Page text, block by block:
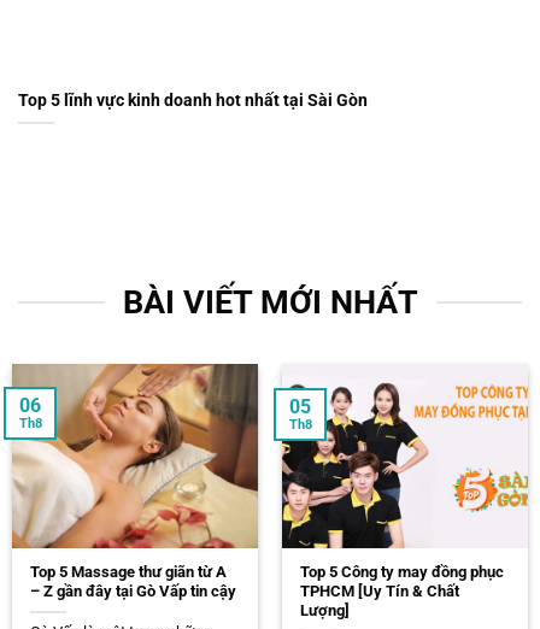
Top 5 lĩnh vực kinh doanh hot nhất tại Sài Gòn
BÀI VIẾT MỚI NHẤT
Top 5 Massage thư giãn từ A
– Z gần đây tại Gò Vấp tin cậy
06
Th8
Top 5 Công ty may đồng phục
TPHCM [Uy Tín & Chất
Lượng]
05
Th8